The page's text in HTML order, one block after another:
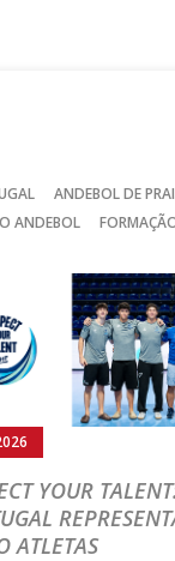
ANDEBOL DE
ANDEBOL
YOUR
ATLETAS